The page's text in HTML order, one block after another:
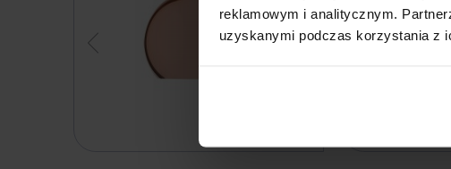
reklamowym i analitycznym.
uzyskanymi podczas korzystania z